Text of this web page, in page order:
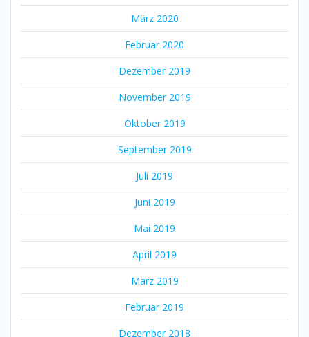
März 2020
Februar 2020
Dezember 2019
November 2019
Oktober 2019
September 2019
Juli 2019
Juni 2019
Mai 2019
April 2019
März 2019
Februar 2019
Dezember 2018